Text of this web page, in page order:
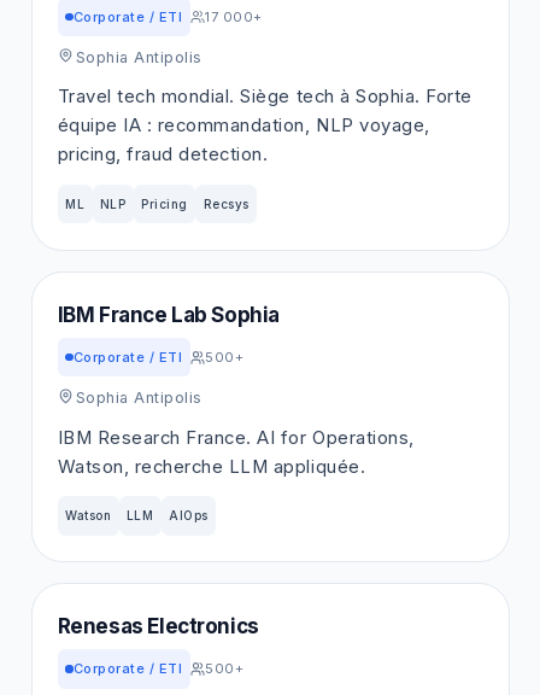
Corporate / ETI 17 000+
Sophia Antipolis
Travel tech mondial. Siège tech à Sophia. Forte
équipe IA : recommandation, NLP voyage,
pricing, fraud detection.
ML NLP Pricing Recsys
IBM France Lab Sophia
Corporate / ETI 500+
Sophia Antipolis
IBM Research France. AI for Operations,
Watson, recherche LLM appliquée.
Watson LLM AIOps
Renesas Electronics
Corporate / ETI 500+